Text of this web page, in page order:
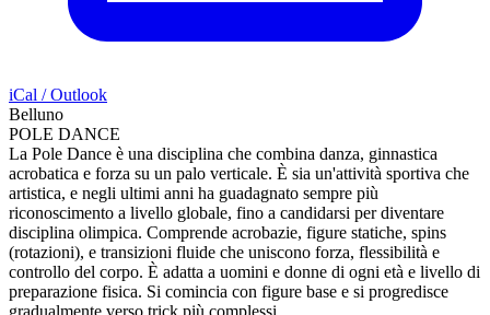
iCal / Outlook
Belluno
POLE DANCE
La Pole Dance è una disciplina che combina danza, ginnastica
acrobatica e forza su un palo verticale. È sia un'attività sportiva che
artistica, e negli ultimi anni ha guadagnato sempre più
riconoscimento a livello globale, fino a candidarsi per diventare
disciplina olimpica. Comprende acrobazie, figure statiche, spins
(rotazioni), e transizioni fluide che uniscono forza, flessibilità e
controllo del corpo. È adatta a uomini e donne di ogni età e livello di
preparazione fisica. Si comincia con figure base e si progredisce
gradualmente verso trick più complessi.